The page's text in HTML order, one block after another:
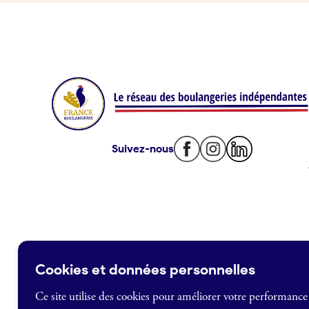
Offres d’emploi
Je suis fournisseur
Suivez-nous
Cookies et données personnelles
Ce site utilise des cookies pour améliorer votre performance